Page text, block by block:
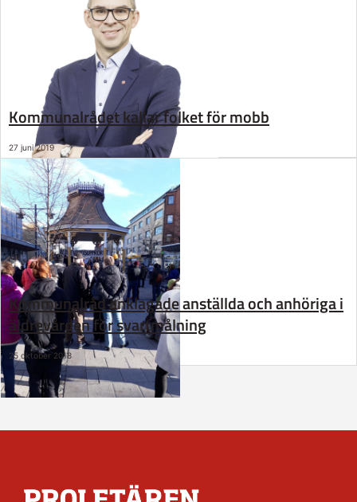
Kommunalrådet kallar folket för mobb
27 juni 2019
Kommunalråd anklagade anställda och anhöriga i
äldrevården för svartmålning
25 oktober 2018